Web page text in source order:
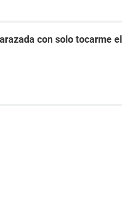
con solo tocarme